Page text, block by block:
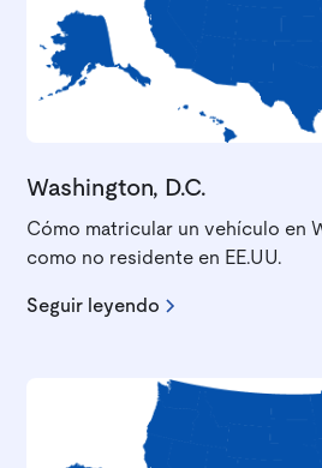
Washington, D.C.
Cómo matricular un vehículo en
como no residente en EE.UU.
Seguir leyendo